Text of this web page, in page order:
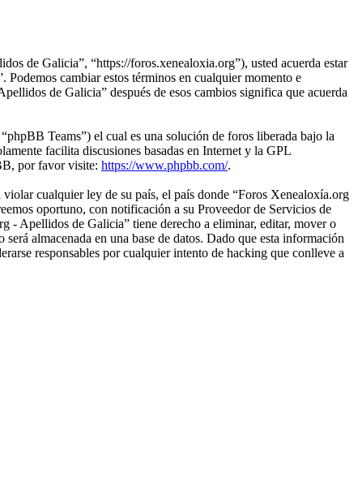
de Galicia”, “https://foros.xenealoxia.org”), usted acuerda estar
cambiar estos términos en cualquier momento e
de Galicia” después de esos cambios significa que acuerda
Teams”) el cual es una solución de foros liberada bajo la
facilita discusiones basadas en Internet y la GPL
por favor visite: https://www.phpbb.com/.
cualquier ley de su país, el país donde “Foros Xenealoxía.org
oportuno, con notificación a su Proveedor de Servicios de
- Apellidos de Galicia” tiene derecho a eliminar, editar, mover o
almacenada en una base de datos. Dado que esta información
responsables por cualquier intento de hacking que conlleve a